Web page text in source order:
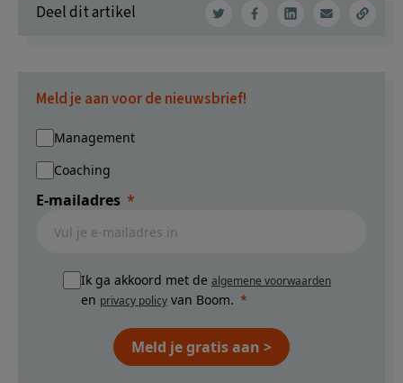
Deel dit artikel
Meld je aan voor de nieuwsbrief!
Management
Coaching
E-mailadres
Ik ga akkoord met de algemene voorwaarden
en privacy policy van Boom.
Meld je gratis aan >